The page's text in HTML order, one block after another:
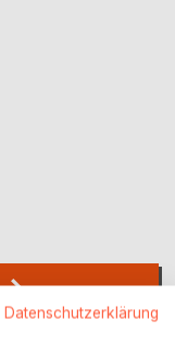
Datenschutzerklärung